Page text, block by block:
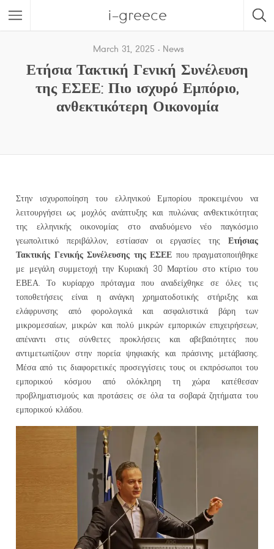
i-greece
March 31, 2025 News
Ετήσια Τακτική Γενική Συνέλευση
της ΕΣΕΕ: Πιο ισχυρό Εμπόριο,
ανθεκτικότερη Οικονομία
Στην ισχυροποίηση του ελληνικού Εμπορίου προκειμένου να
λειτουργήσει ως μοχλός ανάπτυξης και πυλώνας ανθεκτικότητας
της ελληνικής οικονομίας στο αναδυόμενο νέο παγκόσμιο
γεωπολιτικό περιβάλλον, εστίασαν οι εργασίες της Ετήσιας
Τακτικής Γενικής Συνέλευσης της ΕΣΕΕ που πραγματοποιήθηκε
με μεγάλη συμμετοχή την Κυριακή 30 Μαρτίου στο κτίριο του
ΕΒΕΑ. Το κυρίαρχο πρόταγμα που αναδείχθηκε σε όλες τις
τοποθετήσεις είναι η ανάγκη χρηματοδοτικής στήριξης και
ελάφρυνσης από φορολογικά και ασφαλιστικά βάρη των
μικρομεσαίων, μικρών και πολύ μικρών εμπορικών επιχειρήσεων,
απέναντι στις σύνθετες προκλήσεις και αβεβαιότητες που
αντιμετωπίζουν στην πορεία ψηφιακής και πράσινης μετάβασης.
Μέσα από τις διαφορετικές προσεγγίσεις τους οι εκπρόσωποι του
εμπορικού κόσμου από ολόκληρη τη χώρα κατέθεσαν
προβληματισμούς και προτάσεις σε όλα τα σοβαρά ζητήματα του
εμπορικού κλάδου.